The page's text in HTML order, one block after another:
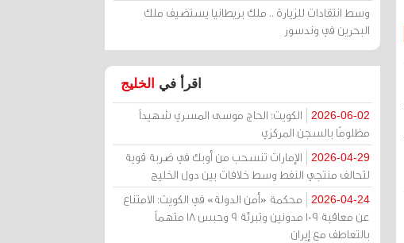
وسط انتقادات للزيارة .. ملك بريطانيا يستضيف ملك
البحرين في وندسور
اقرأ في الخليج
2026-06-02
الكويت: الحاج موسى المسري شهيداً
مظلومًا بالسجن المركزي
2026-04-29
الإمارات تنسحب من أوبك في ضربة قوية
لتحالف منتجي النفط وسط خلافات بين دول الخليج
2026-04-24
محكمة «أمن الدولة» في الكويت: الامتناع
عن معاقبة 109 مدونين وتبرئة 9 وحبس 18 متهماً
بالتعاطف مع إيران